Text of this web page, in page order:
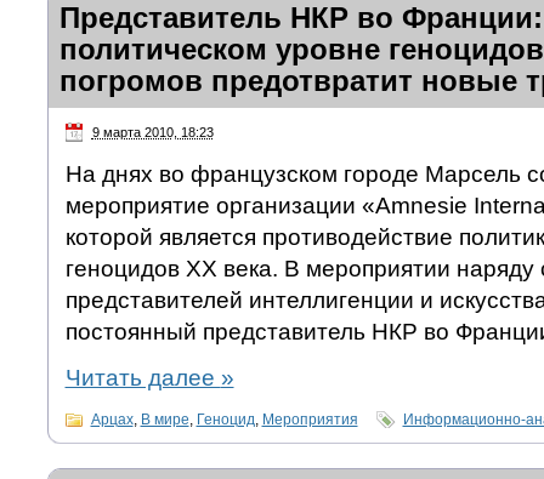
Представитель НКР во
политическом уровне
погромов предотвратит новые
9 марта 2010, 18:23
На днях во французском городе Марсель
мероприятие организации «Amnesie
которой является противодействие
геноцидов ХХ века. В мероприятии наряду
представителей интеллигенции и
постоянный представитель НКР во
Читать далее »
Арцах, В мире Геноцид Мероприятия Информационно-